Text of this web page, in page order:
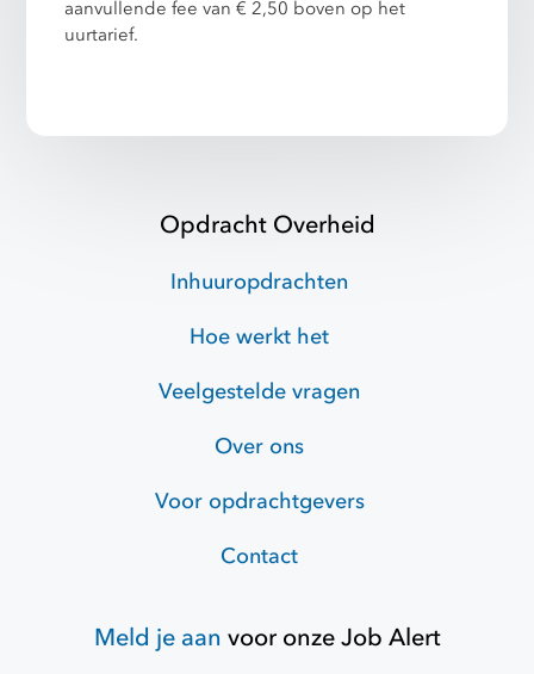
aanvullende fee van € 2,50 boven op het
uurtarief.
Opdracht Overheid
Inhuuropdrachten
Hoe werkt het
Veelgestelde vragen
Over ons
Voor opdrachtgevers
Contact
Meld je aan voor onzeJob Alert